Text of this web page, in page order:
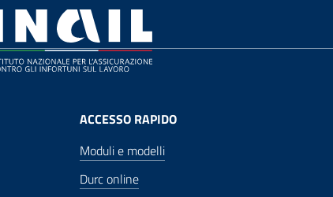
ACCESSO RAPIDO
Moduli e modelli
Durc online